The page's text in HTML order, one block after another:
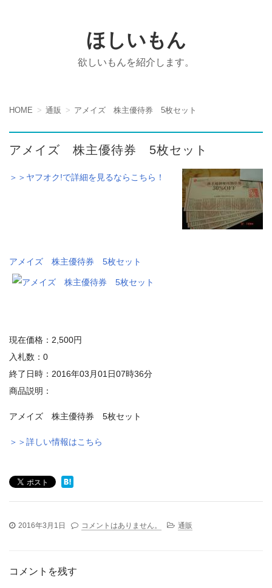
ほしいもん
欲しいもんを紹介します。
HOME 通販 アメイズ 株主優待券 5枚セット
アメイズ 株主優待券 5枚セット
＞＞ヤフオク!で詳細を見るならこちら！
アメイズ 株主優待券 5枚セット
現在価格：2,500円
入札数：0
終了日時：2016年03月01日07時36分
商品説明：
アメイズ 株主優待券 5枚セット
＞＞詳しい情報はこちら
2016年3月1日 コメントはありません。 通販
コメントを残す